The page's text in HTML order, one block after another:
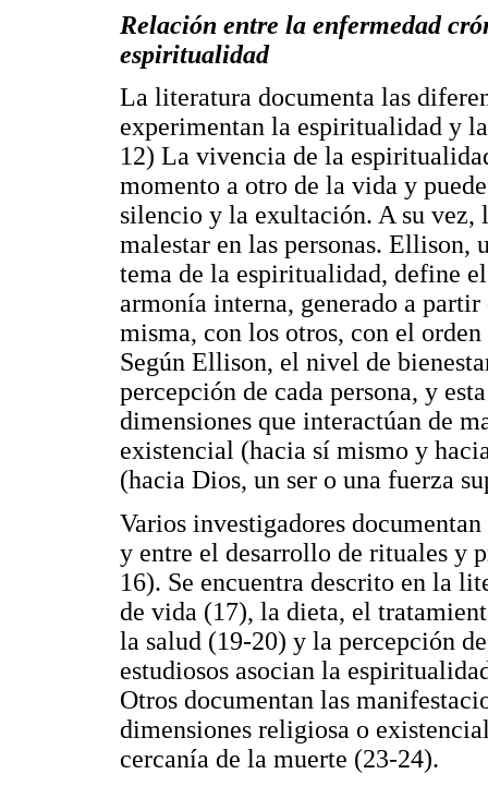
Relación entre la enfermedad
espiritualidad
La literatura documenta las
experimentan la espiritualidad y
12) La vivencia de la
momento a otro de la vida y
silencio y la exultación. A su vez,
malestar en las personas. Ellison,
tema de la espiritualidad, define
armonía interna, generado a
misma, con los otros, con el
Según Ellison, el nivel de
percepción de cada persona, y
dimensiones que interactúan de
existencial (hacia sí mismo y
(hacia Dios, un ser o una fuerza
Varios investigadores
y entre el desarrollo de rituales y
16). Se encuentra descrito en la
de vida (17), la dieta, el
la salud (19-20) y la percepción
estudiosos asocian la
Otros documentan las
dimensiones religiosa o
cercanía de la muerte (23-24).